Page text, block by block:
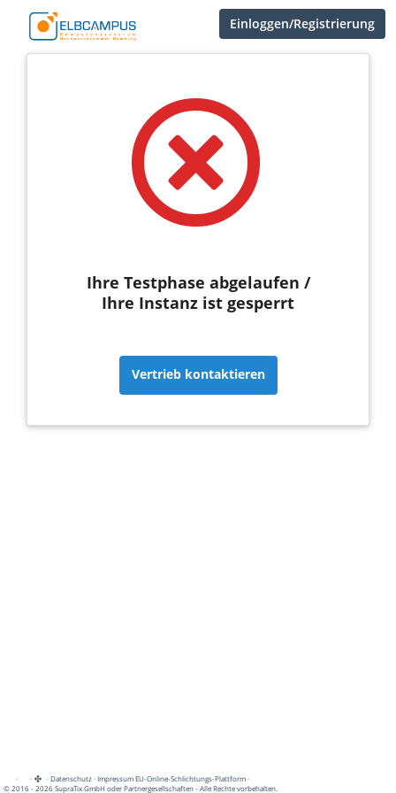
Einloggen/Registrierung
Ihre Testphase abgelaufen /
Ihre Instanz ist gesperrt
Vertrieb kontaktieren
· · ·Datenschutz·Impressum EU-Online-Schlichtungs-Plattform·
© 2016 - 2026 SupraTix GmbH oder Partnergesellschaften - Alle Rechte vorbehalten.